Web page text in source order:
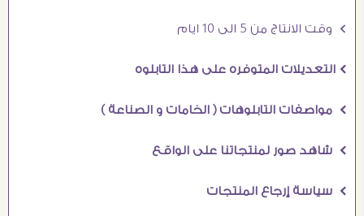
Ö وقت الانتاج من 5 الى 10 ايام
Ö التعديلات المتوفره على هذا التابلوه
Ö مواصفات التابلوهات ( الخامات و الصناعة )
Ö شاهد صور لمنتجاتنا على الواقع
Ö سياسة إرجاع المنتجات